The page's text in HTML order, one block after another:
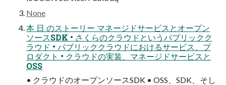
None
本 日 のストーリー マネージドサービスとオープン
ソースSDK • さくらのクラウドというパブリックク
ラウド • パブリッククラウドにおけるサービス、プ
ロダクト • クラウドの実装、マネージドサービスと
OSS
• クラウドのオープンソースSDK • OSS、SDK、そし